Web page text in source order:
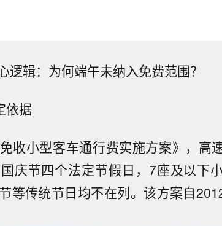
逻辑：为何端午未纳入免费范围？
依据
收小型客车通行费实施方案》，高
庆节四个法定节假日，7座及以下
等传统节日均不在列。该方案自